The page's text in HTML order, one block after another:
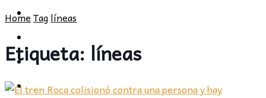
POLÍTICA
CULTURA
PROVINCIA
SOCIEDAD
CULTURA
HomeTaglíneas
Etiqueta: líneas